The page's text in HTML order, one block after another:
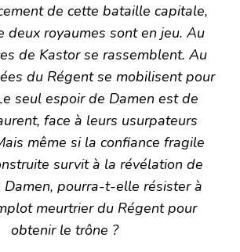
de cette bataille capitale,
deux royaumes sont en jeu. Au
de Kastor se rassemblent. Au
du Régent se mobilisent pour
seul espoir de Damen est de
face à leurs usurpateurs
même si la confiance fragile
survit à la révélation de
Damen, pourra-t-elle résister à
meurtrier du Régent pour
obtenir le trône ?